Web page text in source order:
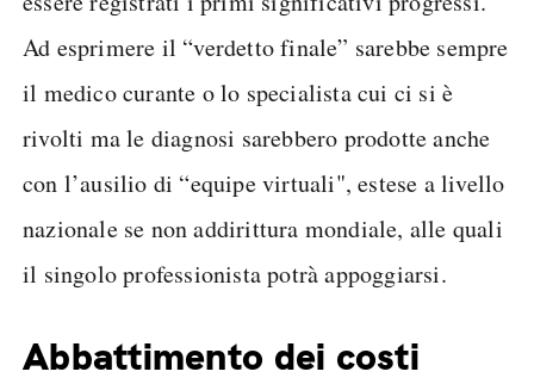
Ad esprimere il “verdetto finale” sarebbe sempre
il medico curante o lo specialista cui ci si è
rivolti ma le diagnosi sarebbero prodotte anche
con l’ausilio di “equipe virtuali", estese a livello
nazionale se non addirittura mondiale, alle quali
il singolo professionista potrà appoggiarsi.
Abbattimento dei costi